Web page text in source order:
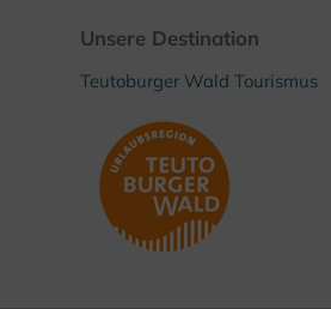
Unsere Destination
Teutoburger Wald Tourismus